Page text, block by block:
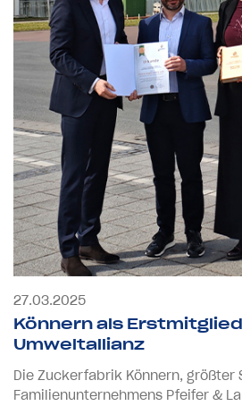
27.03.2025
Könnern als
Umweltallianz
Die Zuckerfabrik Könnern, größter
Familienunternehmens Pfeifer &